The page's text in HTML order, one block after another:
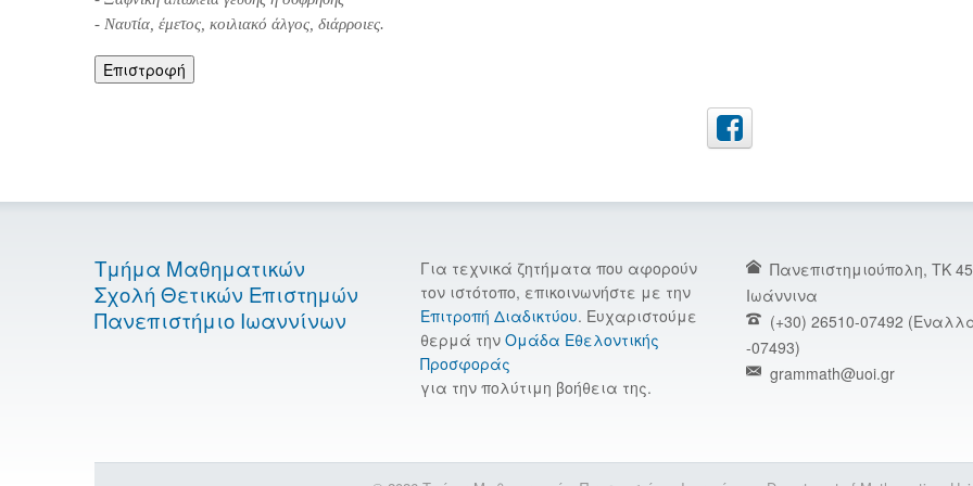
- Ναυτία, έμετος, κοιλιακό άλγος, διάρροιες.
Επιστροφή
Τμήμα Μαθηματικών
Σχολή Θετικών Επιστημών
Πανεπιστήμιο Ιωαννίνων
Για τεχνικά ζητήματα που αφορούν
τον ιστότοπο, επικοινωνήστε με την
Επιτροπή Διαδικτύου. Ευχαριστούμε
θερμά την Ομάδα Εθελοντικής
Προσφοράς
για την πολύτιμη βοήθεια της.
Πανεπιστημιούπολη, TK
Ιωάννινα
(+30) 26510-07492
-07493)
grammath@uoi.gr